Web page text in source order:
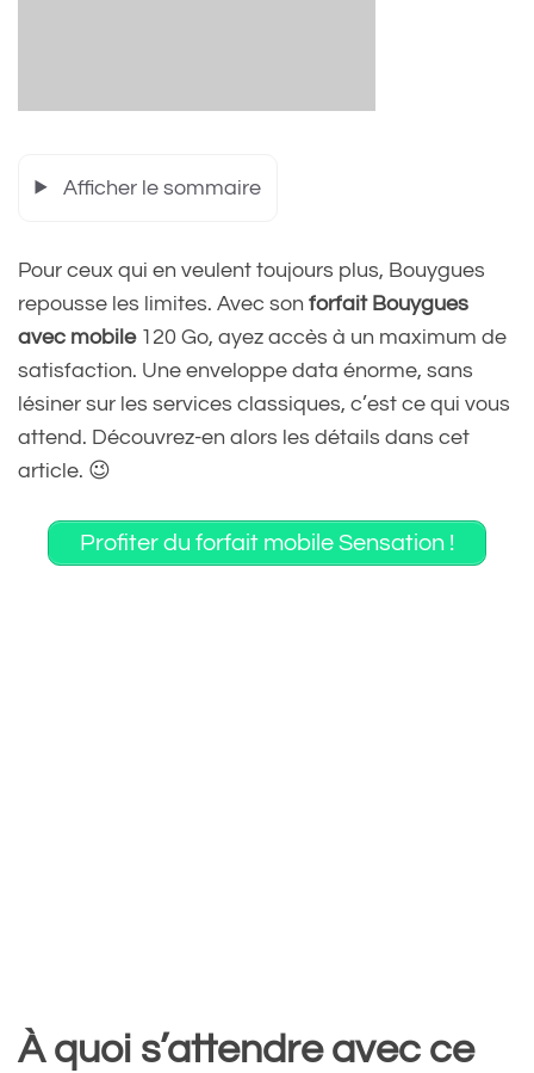
Afficher le sommaire
Pour ceux qui en veulent toujours plus, Bouygues
repousse les limites. Avec son forfait Bouygues
avec mobile120 Go, ayez accès à un maximum de
satisfaction. Une enveloppe data énorme, sans
lésiner sur les services classiques, c’est ce qui vous
attend. Découvrez-en alors les détails dans cet
article. 😉
Profiter du forfait mobile Sensation !
À quoi s’attendre avec ce